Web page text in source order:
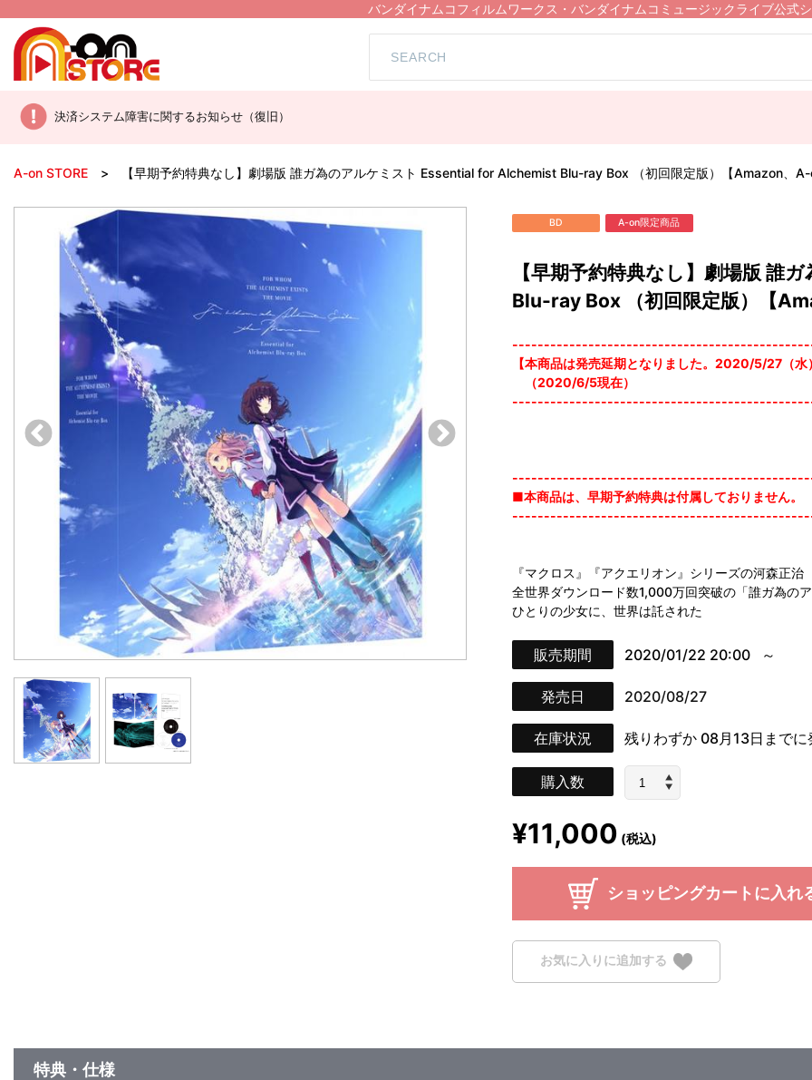
バンダイナムコフィルムワークス・バンダイナムコミュージックライブ公式
決済システム障害に関するお知らせ（復旧）
A-on STORE 【早期予約特典なし】劇場版 誰ガ為のアルケミスト Essential for Alchemist Blu-ray Box （初回限定版）【Amazon、
BD A-on限定商品
【早期予約特典なし】劇場版
Blu-ray Box （初回限定版）【
【本商品は発売延期となりました。2020/5/27（
（2020/6/5現在）
■本商品は、早期予約特典は付属しておりません。
『マクロス』『アクエリオン』シリーズの河森正
全世界ダウンロード数1,000万回突破の「誰ガ為の
ひとりの少女に、世界は託された
販売期間 2020/01/22 20:00
発売日 2020/08/27
在庫状況 残りわずか 08月13日までに
購入数
¥11,000 (税込)
ショッピングカートに入れ
お気に入りに追加する
特典・仕様